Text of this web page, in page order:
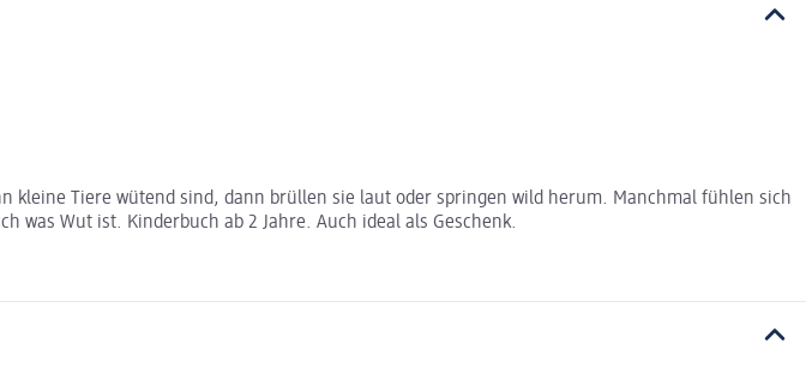
kleine Tiere wütend sind, dann brüllen sie laut oder springen wild herum. Manchmal fühlen sich
Wut ist. Kinderbuch ab 2 Jahre. Auch ideal als Geschenk.